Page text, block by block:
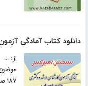
دانلود کتاب آمادگی
از: ...
۱۸۷ صفحه